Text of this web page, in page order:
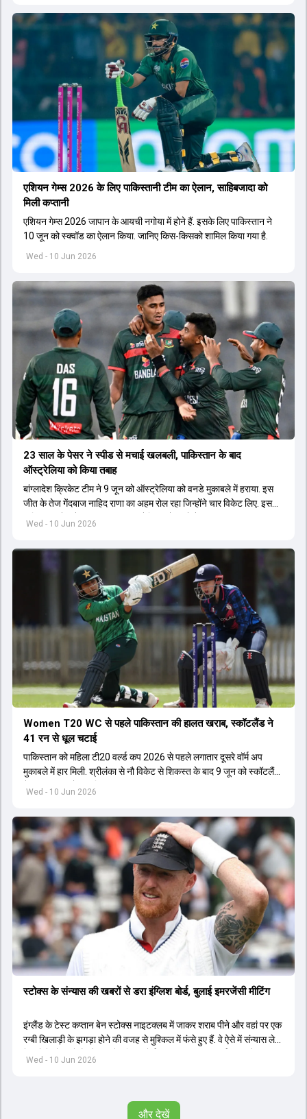
Wed - 10 Jun 2026
एशियन गेम्स 2026 के लिए पाकिस्तानी टीम का ऐलान, साहिबजादा को
मिली कप्तानी
एशियन गेम्स 2026 जापान के आयची नगोया में होने हैं. इसके लिए पाकिस्तान ने
10 जून को स्क्वॉड का ऐलान किया. जानिए किस-किसको शामिल किया गया है.
Wed - 10 Jun 2026
23 साल के पेसर ने स्पीड से मचाई खलबली, पाकिस्तान के बाद
ऑस्ट्रेलिया को किया तबाह
बांग्लादेश क्रिकेट टीम ने 9 जून को ऑस्ट्रेलिया को वनडे मुकाबले में हराया. इस
जीत के तेज गेंदबाज नाहिद राणा का अहम रोल रहा जिन्होंने चार विकेट लिए. इसके
जरिए बांग्लादेश ने 21 साल बाद ऑस्ट्रेलिया को वनडे में मात दी.
Wed - 10 Jun 2026
Women T20 WC से पहले पाकिस्तान की हालत खराब, स्कॉटलैंड ने
41 रन से धूल चटाई
पाकिस्तान को महिला टी20 वर्ल्ड कप 2026 से पहले लगातार दूसरे वॉर्म अप
मुकाबले में हार मिली. श्रीलंका से नौ विकेट से शिकस्त के बाद 9 जून को स्कॉटलैंड
ने भी इस टीम को पीट दिया.
Wed - 10 Jun 2026
स्टोक्स के संन्यास की खबरों से डरा इंग्लिश बोर्ड, बुलाई इमरजेंसी मीटिंग
इंग्लैंड के टेस्ट कप्तान बेन स्टोक्स नाइटक्लब में जाकर शराब पीने और वहां पर एक
रग्बी खिलाड़ी के झगड़ा होने की वजह से मुश्किल में फंसे हुए हैं. वे ऐसे में संन्यास लेने
के बारे में सोच रहे हैं और इससे इंग्लिश बोर्ड की हालत खराब बताई जाती है.
और देखें